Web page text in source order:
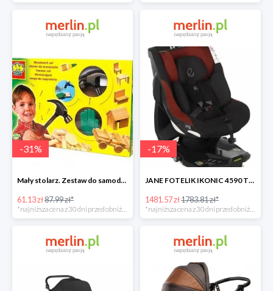
-31%
Mały stolarz. Zestaw do samodzielnego wykonania -30%
61.13 zł87.99 zł*
*najniższa cena z 30 dni przed obniżką
-17%
JANE FOTELIK IKONIC 4590 T77 NOMADS -17%
1481.57 zł1783.81 zł*
*najniższa cena z 30 dni przed obniżką